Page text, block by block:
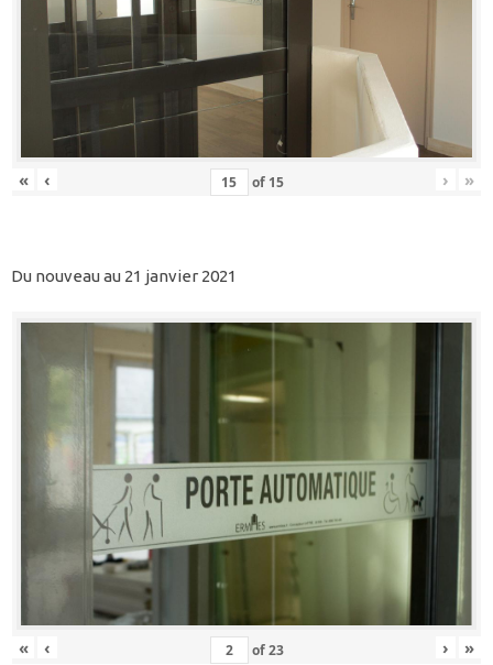
« ‹ of 15 › »
Du nouveau au 21 janvier 2021
« ‹ of23 › »